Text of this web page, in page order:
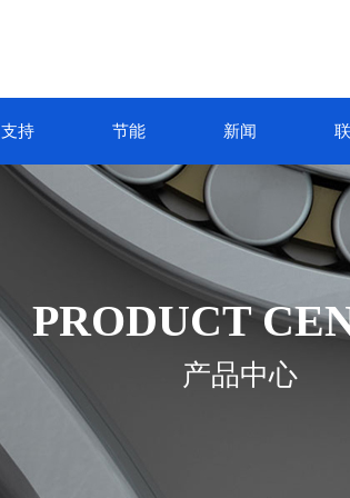
支持 节能 新闻
PRODUCT
产品中心